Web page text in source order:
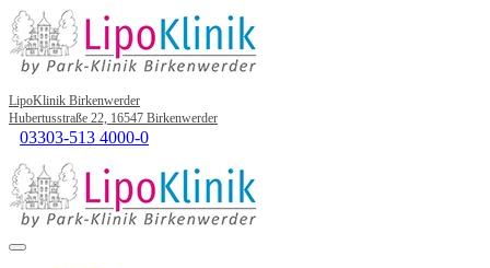
LipoKlinik Birkenwerder
Hubertusstraße 22, 16547 Birkenwerder
03303-513 4000-0